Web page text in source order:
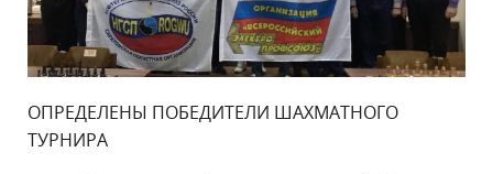
ОПРЕДЕЛЕНЫ ПОБЕДИТЕЛИ ШАХМАТНОГО
ТУРНИРА